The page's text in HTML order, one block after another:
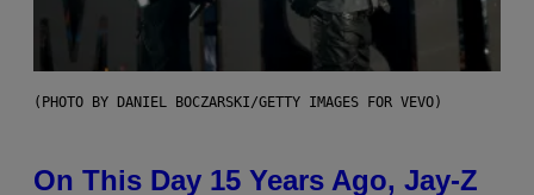
(PHOTO BY DANIEL BOCZARSKI/GETTY IMAGES FOR VEVO)
On This Day 15 Years Ago, Jay-Z